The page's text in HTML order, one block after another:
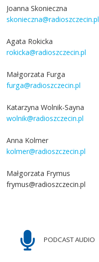
Joanna Skonieczna
skonieczna@radioszczecin.pl
Agata Rokicka
rokicka@radioszczecin.pl
Małgorzata Furga
furga@radioszczecin.pl
Katarzyna Wolnik-Sayna
wolnik@radioszczecin.pl
Anna Kolmer
kolmer@radioszczecin.pl
Małgorzata Frymus
frymus@radioszczecin.pl
PODCAST AUDIO